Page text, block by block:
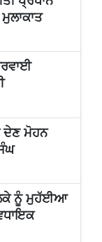
ਦੇਣ ਮੋਹਨ
ਨੂੰ ਮੁਹੱਈਆ